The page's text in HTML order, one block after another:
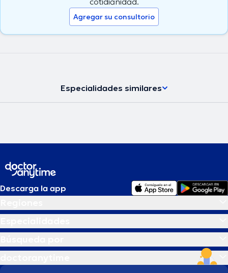
Agregar su consultorio
Especialidades similares
Descarga la app